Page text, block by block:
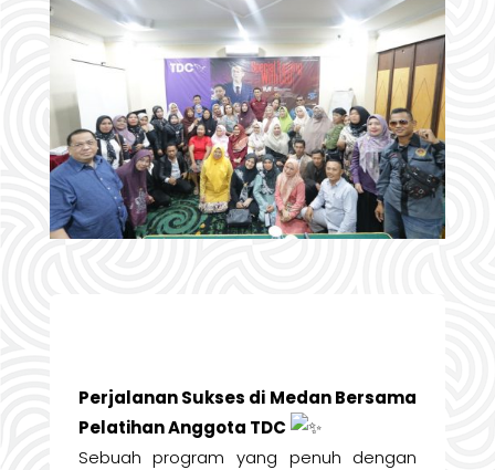
Perjalanan Sukses di Medan Bersama
Pelatihan Anggota TDC
Sebuah program yang penuh dengan